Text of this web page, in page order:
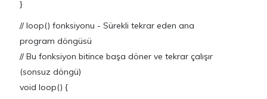
}
// loop() fonksiyonu - Sürekli tekrar eden ana
program döngüsü
// Bu fonksiyon bitince başa döner ve tekrar çalışır
(sonsuz döngü)
void loop() {